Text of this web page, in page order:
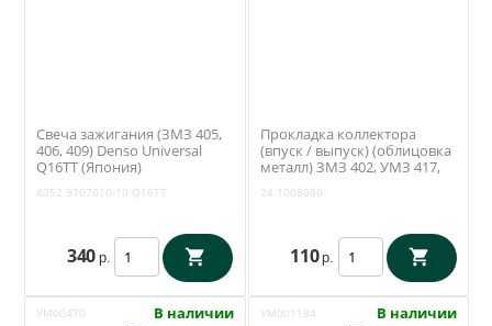
Свеча зажигания (ЗМЗ 405,
406, 409) Denso Universal
Q16TT (Япония)
4052.3707010-10 Q16TT
340 р.
Прокладка коллектора
(впуск / выпуск) (облицовка
металл) ЗМЗ 402, УМЗ 417,
24.1008080
24.1008080
110 р.
УМ00470 В наличии УМ001184 В наличии